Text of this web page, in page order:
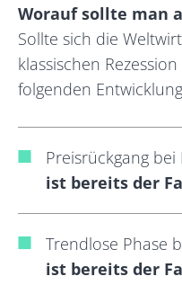
Worauf sollte man
Sollte sich die
klassischen
folgenden
Preisrückgang
ist bereits der
Trendlose Phase
ist bereits der